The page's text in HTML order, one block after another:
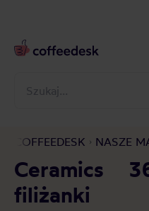
COFFEEDESK NASZE
Ceramics
filiżanki